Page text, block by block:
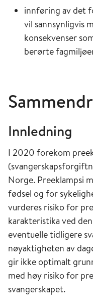
innføring av det
vil sannsynligvis
konsekvenser
berørte
Innledning
I 2020 forekom
Norge. Preeklampsi
fødsel og for
vurderes risiko for
karakteristika ved
eventuelle tidligere
nøyaktigheten av
gir ikke optimalt
med høy risiko for
svangerskapet.